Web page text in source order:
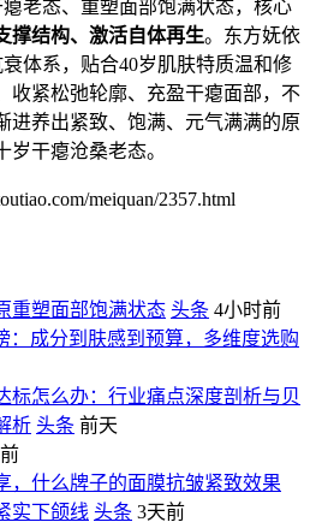
老态、重塑面部饱满状态，核心
撑结构、激活自体再生。东方妩依
体系，贴合40岁肌肤特质温和修
收紧松弛轮廓、充盈干瘪面部，不
进养出紧致、饱满、元气满满的原
干瘪沧桑老态。
meiquan/2357.html
重塑面部饱满状态 头条 4小时前
：成分到肤感到预算，多维度选购
标怎么办：行业痛点深度剖析与贝
析 头条 前天
，什么牌子的面膜抗皱紧致效果
实下颌线 头条 3天前